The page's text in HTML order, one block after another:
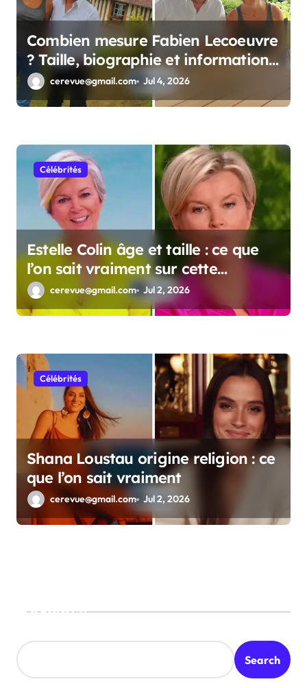
Combien mesure Fabien Lecoeuvre
? Taille, biographie et informations
complètes
cerevue@gmail.com Jul 4, 2026
Célébrités
Estelle Colin âge et taille : ce que
l’on sait vraiment sur cette
personnalité
cerevue@gmail.com Jul 2, 2026
Célébrités
Shana Loustau origine religion : ce
que l’on sait vraiment
cerevue@gmail.com Jul 2, 2026
Search
Search